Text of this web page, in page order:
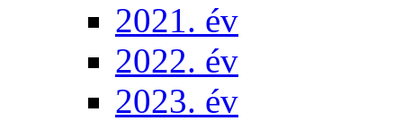
2021. év
2022. év
2023. év